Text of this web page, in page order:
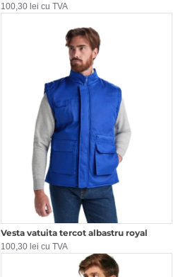
100,30 lei cu TVA
Vesta vatuita tercot albastru royal
100,30 lei cu TVA